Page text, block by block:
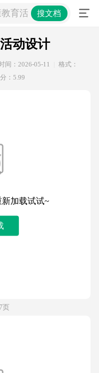
育活动设计
搜文档
动设计
间：2026-05-11
格式：
：5.99
加载试试~
页